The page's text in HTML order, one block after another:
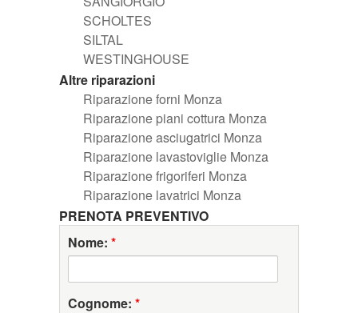
SCHOLTES
SILTAL
WESTINGHOUSE
Altre riparazioni
Riparazione forni Monza
Riparazione piani cottura Monza
Riparazione asciugatrici Monza
Riparazione lavastoviglie Monza
Riparazione frigoriferi Monza
Riparazione lavatrici Monza
PRENOTA PREVENTIVO
Nome: *
Cognome: *